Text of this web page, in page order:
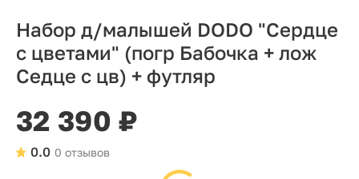
Набор д/малышей DODO "Сердце
с цветами" (погр Бабочка + лож
Седце с цв) + футляр
32 390 ₽
0 отзывов
0.0